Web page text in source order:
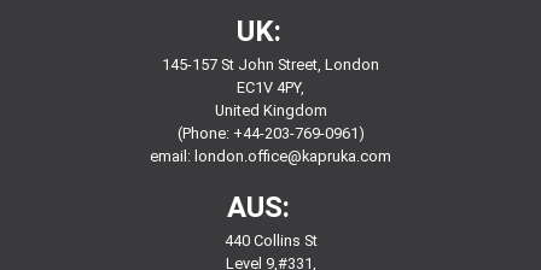
UK:
145-157 St John Street, London
EC1V 4PY,
United Kingdom
(Phone: +44-203-769-0961)
email: london.office@kapruka.com
AUS:
440 Collins St
Level 9,#331,